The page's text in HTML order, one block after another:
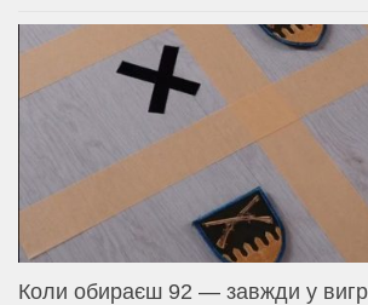
Коли обираєш 92 — завжди у